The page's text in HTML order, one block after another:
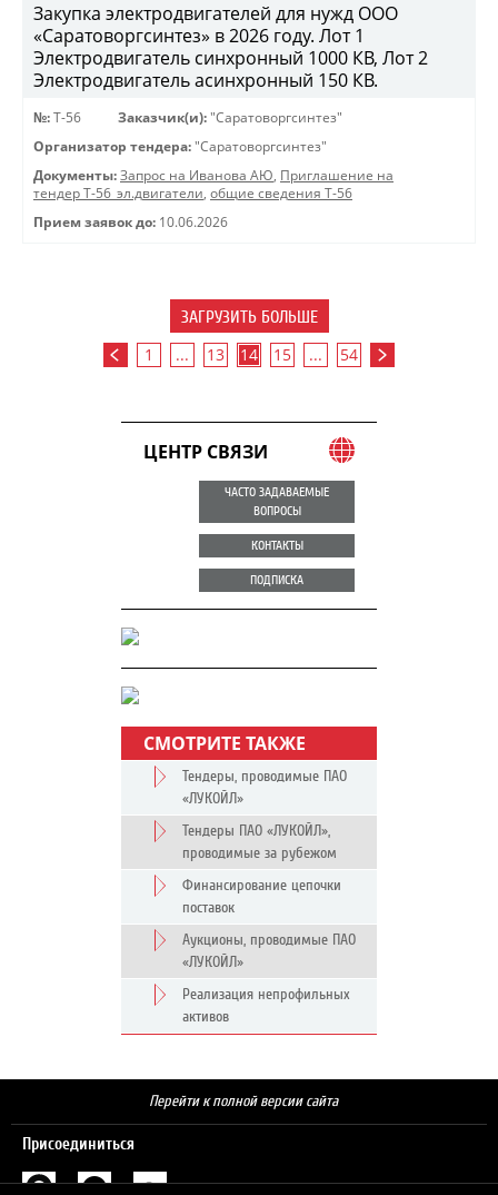
Закупка электродвигателей для нужд ООО
«Саратоворгсинтез» в 2026 году. Лот 1
Электродвигатель синхронный 1000 КВ, Лот 2
Электродвигатель асинхронный 150 КВ.
№: Т-56 Заказчик(и): "Саратоворгсинтез"
Организатор тендера: "Саратоворгсинтез"
Документы: Запрос на Иванова АЮ, Приглашение на
тендер Т-56_эл.двигатели, общие сведения Т-56
Прием заявок до: 10.06.2026
ЗАГРУЗИТЬ БОЛЬШЕ
1 ... 13 14 15 ... 54
ЦЕНТР СВЯЗИ
ЧАСТО ЗАДАВАЕМЫЕ
ВОПРОСЫ
КОНТАКТЫ
ПОДПИСКА
СМОТРИТЕ ТАКЖЕ
Тендеры, проводимые ПАО
«ЛУКОЙЛ»
Тендеры ПАО «ЛУКОЙЛ»,
проводимые за рубежом
Финансирование цепочки
поставок
Аукционы, проводимые ПАО
«ЛУКОЙЛ»
Реализация непрофильных
активов
Перейти к полной версии сайта
Присоединиться